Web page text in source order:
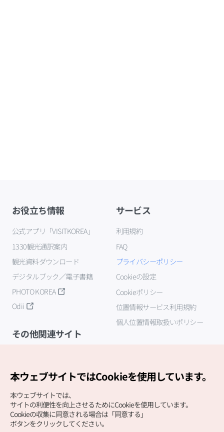
お役立ち情報
公式アプリ「VISITKOREA」
1330観光通訳案内
観光資料ダウンロード
デジタルブック／電子書籍
PHOTO KOREA
Odii
サービス
利用規約
FAQ
プライバシーポリシー
Cookieの設定
Cookieポリシー
位置情報サービス利用規約
個人位置情報取扱いポリシー
その他関連サイト
本ウェブサイトではCookieを使用しています。
本ウェブサイトでは、
サイトの利便性を向上させるためにCookieを使用しています。
Cookieの収集に同意される場合は「同意する」
ボタンをクリックしてください。